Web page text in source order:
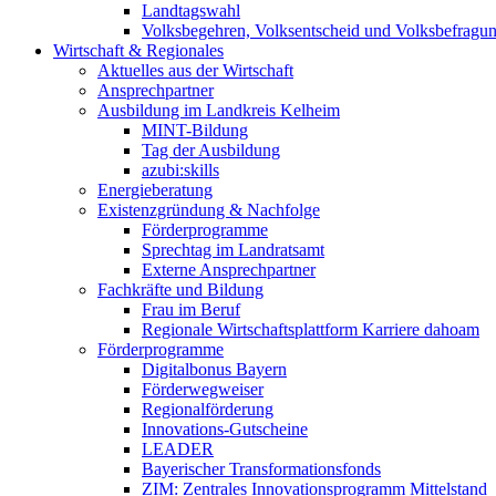
Landtagswahl
Volksbegehren, Volksentscheid und
Wirtschaft & Regionales
Aktuelles aus der Wirtschaft
Ansprechpartner
Ausbildung im Landkreis Kelheim
MINT-Bildung
Tag der Ausbildung
azubi:skills
Energieberatung
Existenzgründung & Nachfolge
Förderprogramme
Sprechtag im Landratsamt
Externe Ansprechpartner
Fachkräfte und Bildung
Frau im Beruf
Regionale Wirtschaftsplattform Karriere dahoam
Förderprogramme
Digitalbonus Bayern
Förderwegweiser
Regionalförderung
Innovations-Gutscheine
LEADER
Bayerischer Transformationsfonds
ZIM: Zentrales Innovationsprogramm Mittelstand